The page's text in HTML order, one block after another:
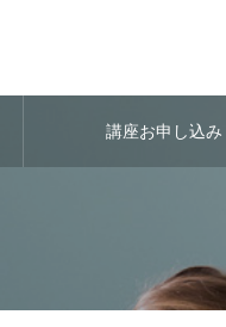
講座お申し込み